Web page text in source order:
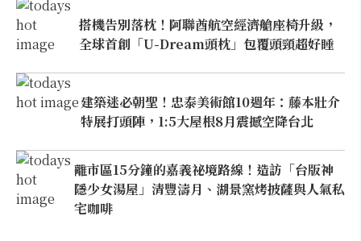
搭機告別落枕！阿聯酋航空經濟艙座椅升級，
全球首創「U-Dream頭枕」包覆頭頸超好睡
建築迷必朝聖！忠泰美術館10週年：藤本壯介
特展打頭陣，1:5大屋根8月震撼空降台北
離市區15分鐘的嘉義祕境路線！造訪「台版神
隱少女湯屋」清豐濤月、湖景窯烤披薩與人氣私
宅咖啡